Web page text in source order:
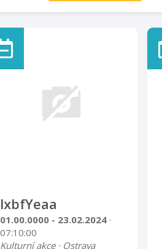
lxbfYeaa
01.00.0000 - 23.02.2024 ·
07:10:00
Kulturní akce · Ostrava